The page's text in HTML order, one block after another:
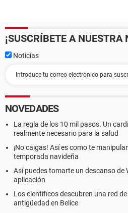
¡SUSCRÍBETE A NUESTRA
Noticias
NOVEDADES
La regla de los 10 mil pasos. Un
realmente necesario para la salud
¡No caigas! Así es como te
temporada navideña
Así puedes tomarte un descanso de
aplicación
Los científicos descubren una red
antigüedad en Belice